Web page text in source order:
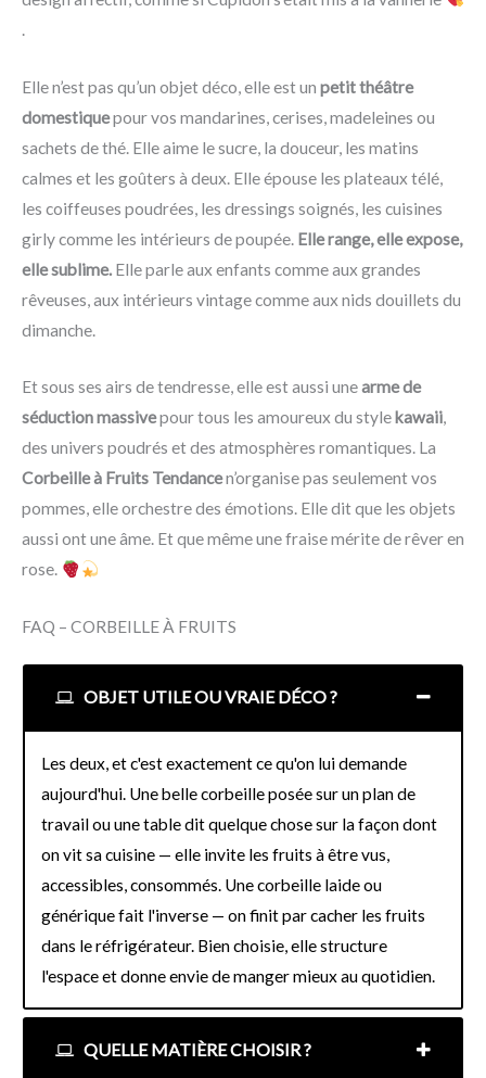
.
Elle n’est pas qu’un objet déco, elle est un petit théâtre
domestiquepour vos mandarines, cerises, madeleines ou
sachets de thé. Elle aime le sucre, la douceur, les matins
calmes et les goûters à deux. Elle épouse les plateaux télé,
les coiffeuses poudrées, les dressings soignés, les cuisines
girly comme les intérieurs de poupée. Elle range, elle expose,
elle sublime. Elle parle aux enfants comme aux grandes
rêveuses, aux intérieurs vintage comme aux nids douillets du
dimanche.
Et sous ses airs de tendresse, elle est aussi unearme de
séduction massivepour tous les amoureux du style kawaii,
des univers poudrés et des atmosphères romantiques. La
Corbeille à Fruits Tendancen’organise pas seulement vos
pommes, elle orchestre des émotions. Elle dit que les objets
aussi ont une âme. Et que même une fraise mérite de rêver en
rose.
FAQ – CORBEILLE À FRUITS
OBJET UTILE OU VRAIE DÉCO ?
Les deux, et c'est exactement ce qu'on lui demande
aujourd'hui. Une belle corbeille posée sur un plan de
travail ou une table dit quelque chose sur la façon dont
on vit sa cuisine — elle invite les fruits à être vus,
accessibles, consommés. Une corbeille laide ou
générique fait l'inverse — on finit par cacher les fruits
dans le réfrigérateur. Bien choisie, elle structure
l'espace et donne envie de manger mieux au quotidien.
QUELLE MATIÈRE CHOISIR ?